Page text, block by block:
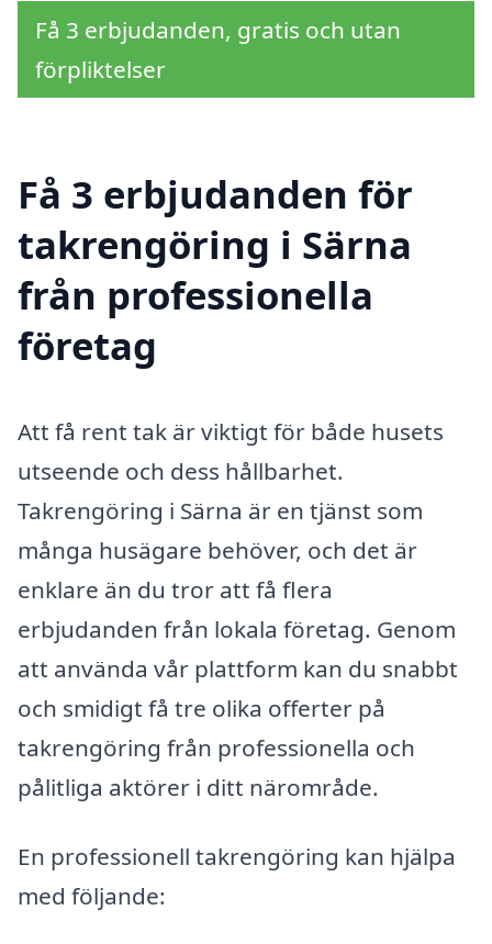
Få 3 erbjudanden, gratis och utan
förpliktelser
Få 3 erbjudanden för
takrengöring i Särna
från professionella
företag
Att få rent tak är viktigt för både husets
utseende och dess hållbarhet.
Takrengöring i Särna är en tjänst som
många husägare behöver, och det är
enklare än du tror att få flera
erbjudanden från lokala företag. Genom
att använda vår plattform kan du snabbt
och smidigt få tre olika offerter på
takrengöring från professionella och
pålitliga aktörer i ditt närområde.
En professionell takrengöring kan hjälpa
med följande: